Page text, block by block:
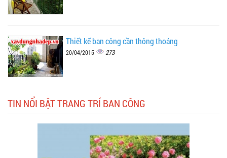
Thiết kế ban công cần thông thoáng
20/04/2015 273
TIN NỔI BẬT TRANG TRÍ BAN CÔNG